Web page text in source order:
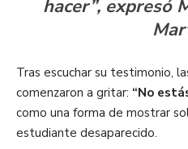
hacer”, expresó
Tras escuchar su testimonio,
comenzaron a gritar: “No
como una forma de mostrar
estudiante desaparecido.